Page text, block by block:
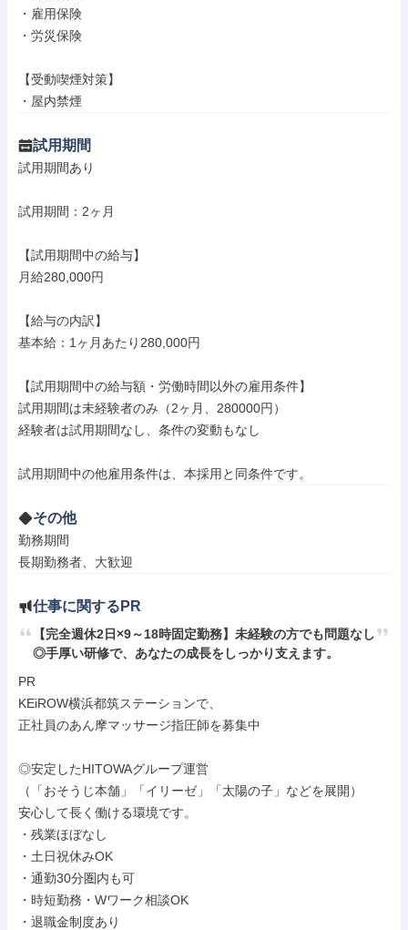
・雇用保険
・労災保険
【受動喫煙対策】
・屋内禁煙
試用期間
試用期間あり
試用期間：2ヶ月
【試用期間中の給与】
月給280,000円
【給与の内訳】
基本給：1ヶ月あたり280,000円
【試用期間中の給与額・労働時間以外の雇用条件】
試用期間は未経験者のみ（2ヶ月、280000円）
経験者は試用期間なし、条件の変動もなし
試用期間中の他雇用条件は、本採用と同条件です。
その他
勤務期間
長期勤務者、大歓迎
仕事に関するPR
【完全週休2日×9～18時固定勤務】未経験の方でも問題なし
◎手厚い研修で、あなたの成長をしっかり支えます。
PR
KEiROW横浜都筑ステーションで、
正社員のあん摩マッサージ指圧師を募集中
◎安定したHITOWAグループ運営
（「おそうじ本舗」「イリーゼ」「太陽の子」などを展開）
安心して長く働ける環境です。
・残業ほぼなし
・土日祝休みOK
・通勤30分圏内も可
・時短勤務・Wワーク相談OK
・退職金制度あり